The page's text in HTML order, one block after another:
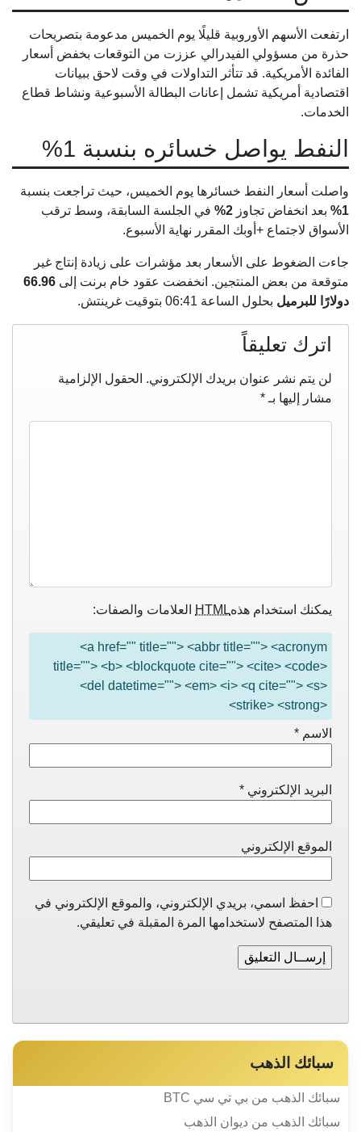
ارتفعت الأسهم الأوروبية قليلًا يوم الخميس مدعومة بتصريحات
حذرة من مسؤولي الفيدرالي عززت من التوقعات بخفض أسعار
الفائدة الأمريكية. قد تتأثر التداولات في وقت لاحق ببيانات
اقتصادية أمريكية تشمل إعانات البطالة الأسبوعية ونشاط قطاع
الخدمات.
النفط يواصل خسائره بنسبة 1%
واصلت أسعار النفط خسائرها يوم الخميس، حيث تراجعت بنسبة
1%
بعد انخفاض تجاوز 2%
في الجلسة السابقة، وسط ترقب
الأسواق لاجتماع +أوبك المقرر نهاية الأسبوع.
جاءت الضغوط على الأسعار بعد مؤشرات على زيادة إنتاج غير
متوقعة من بعض المنتجين. انخفضت عقود خام برنت إلى 66.96
دولارًا للبرميل بحلول الساعة 06:41 بتوقيت غرينتش.
اترك تعليقاً
لن يتم نشر عنوان بريدك الإلكتروني. الحقول الإلزامية
مشار إليها بـ *
يمكنك استخدام هذهHTML العلامات والصفات:
<a href="" title=""> <abbr title=""> <acronym
title=""> <b> <blockquote cite=""> <cite> <code>
<del datetime=""> <em> <i> <q cite=""> <s>
<strike> <strong>
الاسم *
البريد الإلكتروني *
الموقع الإلكتروني
احفظ اسمي، بريدي الإلكتروني، والموقع الإلكتروني في
هذا المتصفح لاستخدامها المرة المقبلة في تعليقي.
سبائك الذهب
سبائك الذهب من بي تي سي BTC
سبائك الذهب من ديوان الذهب